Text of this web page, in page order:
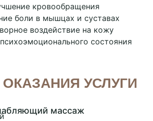
кровообращения
боли в мышцах и суставах
воздействие на кожу
состояния
УСЛУГИ
массаж